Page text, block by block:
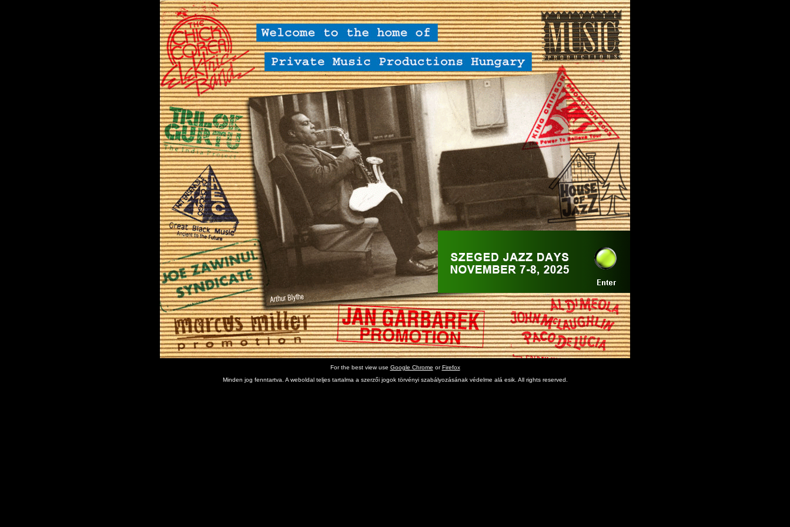
For the best view use Google Chrome orFirefox
Minden jog fenntartva. A weboldal teljes tartalma a szerzői jogok törvényi szabályozásának védelme alá esik. All rights reserved.